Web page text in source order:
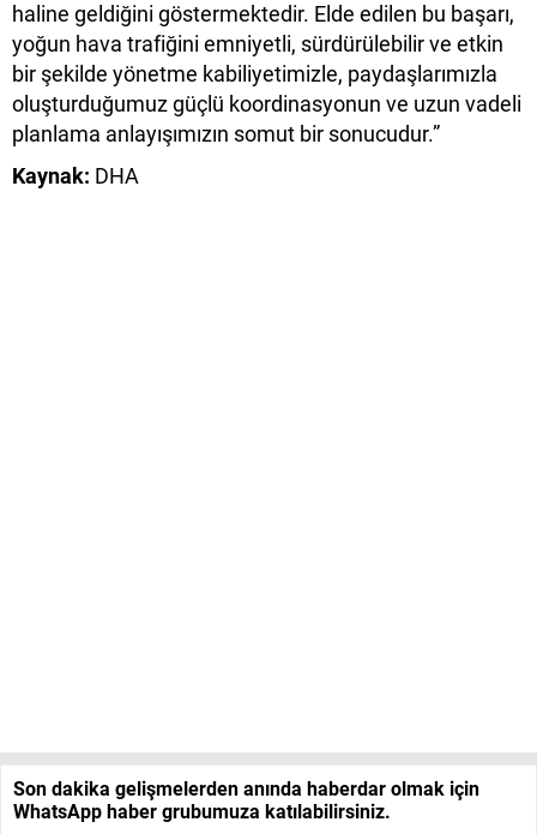
haline geldiğini göstermektedir. Elde edilen bu başarı,
yoğun hava trafiğini emniyetli, sürdürülebilir ve etkin
bir şekilde yönetme kabiliyetimizle, paydaşlarımızla
oluşturduğumuz güçlü koordinasyonun ve uzun vadeli
planlama anlayışımızın somut bir sonucudur.”
Kaynak: DHA
Son dakika gelişmelerden anında haberdar olmak için
WhatsApp haber grubumuza katılabilirsiniz.